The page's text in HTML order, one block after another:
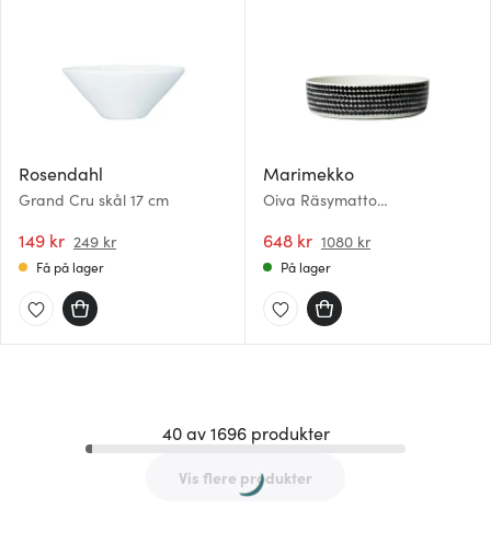
Rosendahl
Grand Cru skål 17 cm
149 kr 249 kr
Få på lager
Marimekko
Oiva Räsymatto
648 kr 1080 kr
På lager
40 av 1696 produkter
Vis flere produkter